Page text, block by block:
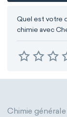
Quel est votre
chimie avec
Chimie générale